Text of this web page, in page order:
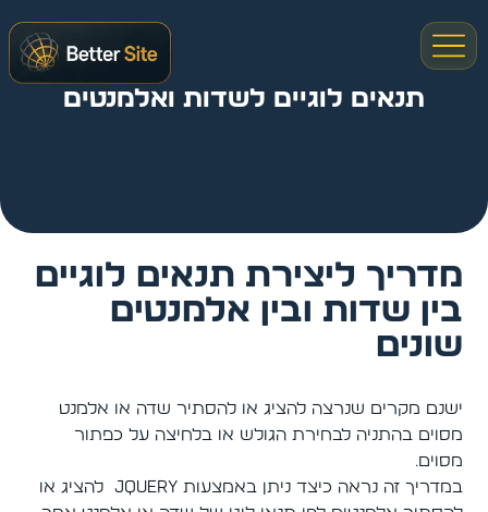
תנאים לוגיים לשדות ואלמנטים
מדריך ליצירת תנאים לוגיים
בין שדות ובין אלמנטים
שונים
ישנם מקרים שנרצה להציג או להסתיר שדה או אלמנט
מסוים בהתניה לבחירת הגולש או בלחיצה על כפתור
מסוים.
במדריך זה נראה כיצד ניתן באמצעות JQuery להציג או